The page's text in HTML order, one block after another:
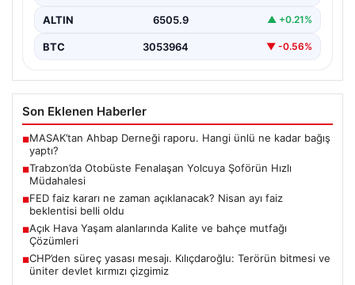
ALTIN 6505.9 ▲ +0.21%
BTC 3053964 ▼ -0.56%
Son Eklenen Haberler
■MASAK’tan Ahbap Derneği raporu. Hangi ünlü ne kadar bağış
yaptı?
■Trabzon’da Otobüste Fenalaşan Yolcuya Şoförün Hızlı
Müdahalesi
■FED faiz kararı ne zaman açıklanacak? Nisan ayı faiz
beklentisi belli oldu
■Açık Hava Yaşam alanlarında Kalite ve bahçe mutfağı
Çözümleri
■CHP’den süreç yasası mesajı. Kılıçdaroğlu: Terörün bitmesi ve
üniter devlet kırmızı çizgimiz